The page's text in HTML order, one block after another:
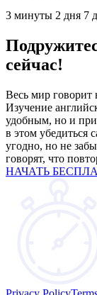
3 минуты 2 дня 7
сейчас!
Весь мир говорит
Изучение
удобным, но и
в этом убедиться
угодно, но не
говорят, что
НАЧАТЬ